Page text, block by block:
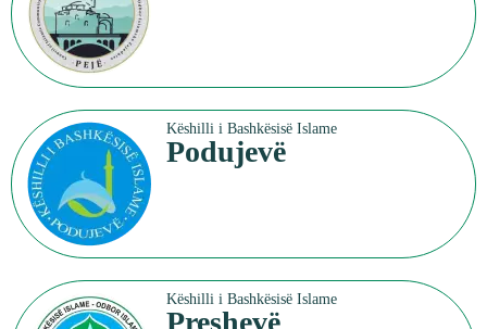
Këshilli i Bashkësisë Islame
Podujevë
Këshilli i Bashkësisë Islame
Preshevë